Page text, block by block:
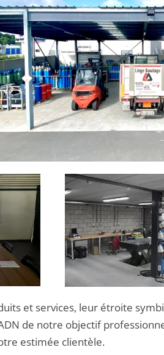
et services, leur étroite
de notre objectif
estimée clientèle.